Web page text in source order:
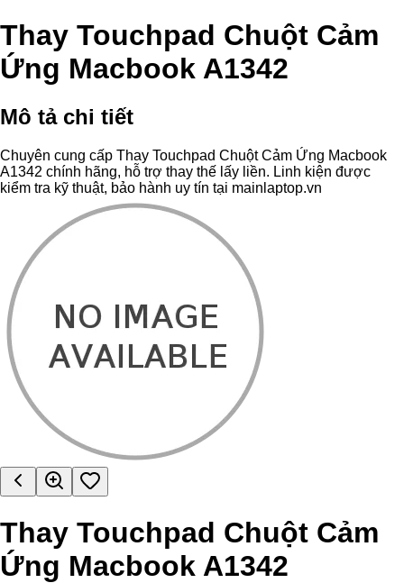
Thay Touchpad Chuột Cảm
Ứng Macbook A1342
Mô tả chi tiết
Chuyên cung cấp Thay Touchpad Chuột Cảm Ứng Macbook
A1342 chính hãng, hỗ trợ thay thế lấy liền. Linh kiện được
kiểm tra kỹ thuật, bảo hành uy tín tại mainlaptop.vn
Thay Touchpad Chuột Cảm
Ứng Macbook A1342